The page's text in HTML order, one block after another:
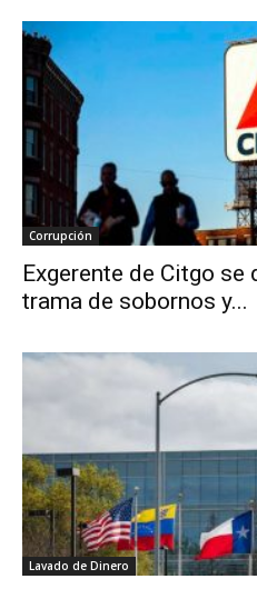
Corrupción
Exgerente de Citgo
trama de sobornos y...
Lavado de Dinero